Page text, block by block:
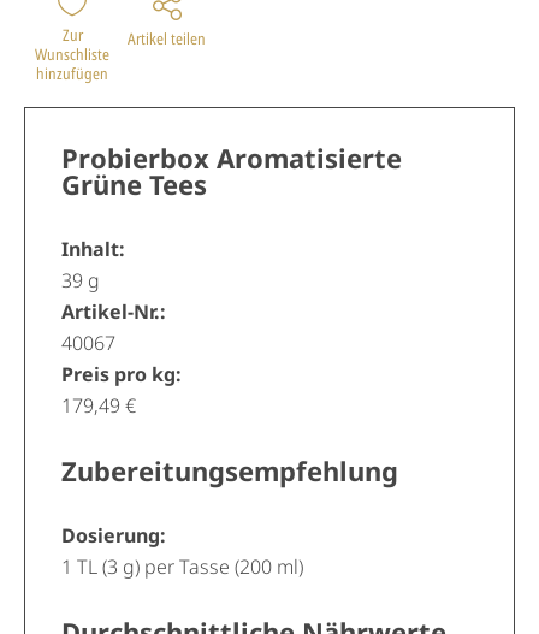
Zur
Wunschliste
hinzufügen
Artikel teilen
Probierbox Aromatisierte
Grüne Tees
Inhalt:
39 g
Artikel-Nr.:
40067
Preis pro kg:
179,49 €
Zubereitungsempfehlung
Dosierung:
1 TL (3 g) per Tasse (200 ml)